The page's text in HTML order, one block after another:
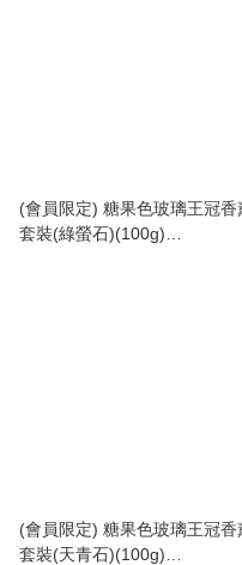
(會員限定) 糖果色玻璃王冠香
套裝(綠螢石)(100g)
(會員限定) 糖果色玻璃王冠香
套裝(天青石)(100g)